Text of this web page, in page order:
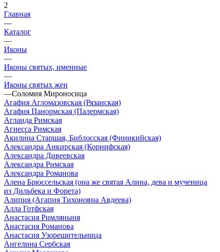
2
Главная
—
Каталог
—
Иконы
—
Иконы святых, именные
—
Иконы святых жен
—Соломия Мироносица
Агафия Агломазовская (Рязанская)
Агафия Панормская (Палермская)
Аглаида Римская
Агнесса Римская
Акили́на Старшая, Библосская (Финикийская)
Александра Анкирская (Корнифская)
Александра Дивеевская
Александра Римская
Александра Романова
Алена Брюссельская (она же святая Алина, дева и мученица
из Дильбека и Форета)
Алипия (Агапия Тихоновна Авдеева)
Алла Готфская
Анастасия Римляныня
Анастасия Романова
Анастасия Узорешительница
Ангелина Сербская